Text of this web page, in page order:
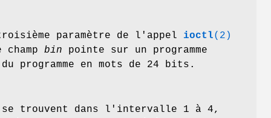
paramètre de l'appel ioctl(2)
bin pointe sur un programme
en mots de 24 bits.
se trouvent dans l'intervalle 1 à 4,